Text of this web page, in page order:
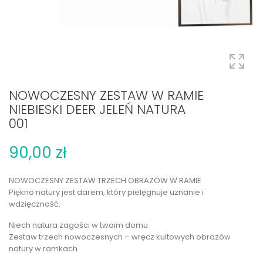
NOWOCZESNY ZESTAW W RAMIE
NIEBIESKI DEER JELEŃ NATURA
001
90,00 zł
NOWOCZESNY ZESTAW TRZECH OBRAZÓW W RAMIE
Piękno natury jest darem, który pielęgnuje uznanie i
wdzięczność.
Niech natura zagości w twoim domu
Zestaw trzech nowoczesnych – wręcz kultowych obrazów
natury w ramkach